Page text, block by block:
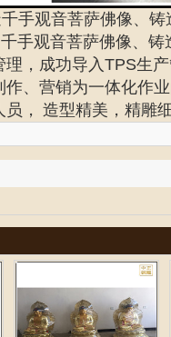
手观音菩萨佛像、
手观音菩萨佛像、 铸
理，成功导入TPS生
、营销为一体化作
， 造型精美，精雕